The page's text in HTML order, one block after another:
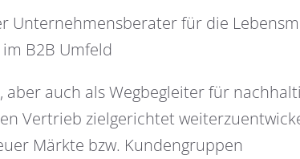
Unternehmensberater für die
B2B Umfeld
auch als Wegbegleiter für
Vertrieb zielgerichtet
Märkte bzw. Kundengruppen